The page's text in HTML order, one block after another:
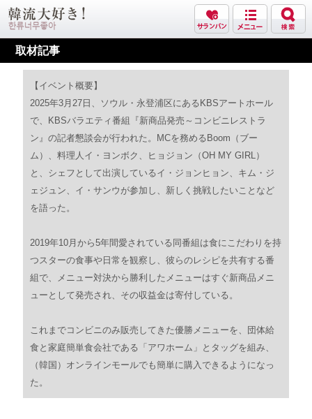
取材記事
【イベント概要】
2025年3月27日、ソウル・永登浦区にあるKBSアートホール
で、KBSバラエティ番組『新商品発売～コンビニレストラ
ン』の記者懇談会が行われた。MCを務めるBoom（ブー
ム）、料理人イ・ヨンボク、ヒョジョン（OH MY GIRL）
と、シェフとして出演しているイ・ジョンヒョン、キム・ジ
ェジュン、イ・サンウが参加し、新しく挑戦したいことなど
を語った。
2019年10月から5年間愛されている同番組は食にこだわりを持
つスターの食事や日常を観察し、彼らのレシピを共有する番
組で、メニュー対決から勝利したメニューはすぐ新商品メニ
ューとして発売され、その収益金は寄付している。
これまでコンビニのみ販売してきた優勝メニューを、団体給
食と家庭簡単食会社である「アワホーム」とタッグを組み、
（韓国）オンラインモールでも簡単に購入できるようになっ
た。